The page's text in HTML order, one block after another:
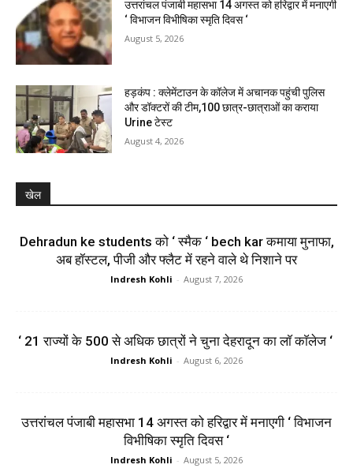
उत्तरांचल पंजाबी महासभा 14 अगस्त को हरिद्वार में मनाएगी
‘ विभाजन विभीषिका स्मृति दिवस ‘
August 5, 2026
हड़कंप : क्लेमेंटाउन के कॉलेज में अचानक पहुंची पुलिस
और डॉक्टरों की टीम,100 छात्र-छात्राओं का कराया
Urine टेस्ट
August 4, 2026
खेल
Dehradun ke students को ‘ स्मैक ‘ bech kar कमाया मुनाफा,
अब हॉस्टल, पीजी और फ्लैट में रहने वाले थे निशाने पर
Indresh Kohli - August 7, 2026
‘ 21 राज्यों के 500 से अधिक छात्रों ने चुना देहरादून का लाॅ काॅलेज ‘
Indresh Kohli - August 6, 2026
उत्तरांचल पंजाबी महासभा 14 अगस्त को हरिद्वार में मनाएगी ‘ विभाजन
विभीषिका स्मृति दिवस ‘
Indresh Kohli - August 5, 2026